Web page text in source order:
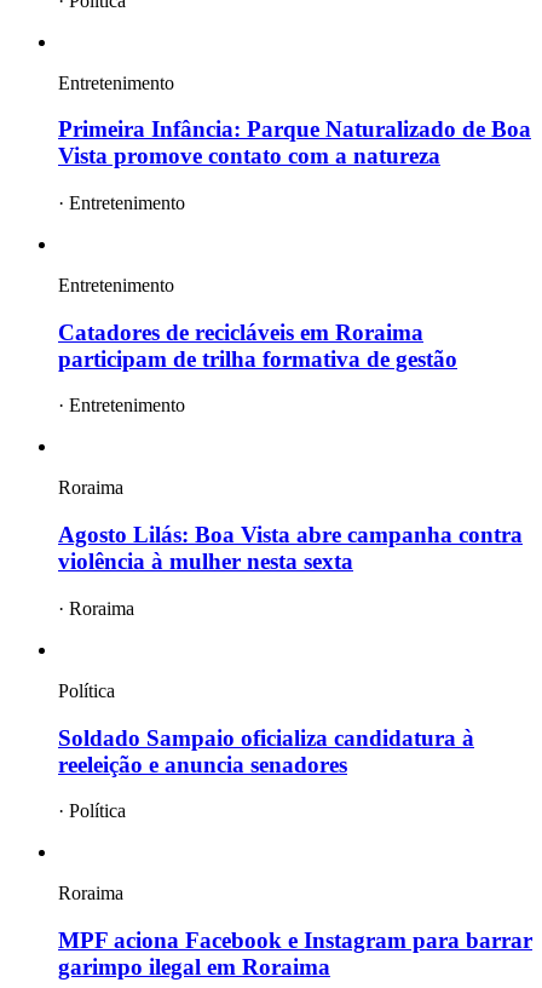
Entretenimento
Primeira Infância: Parque Naturalizado de Boa
Vista promove contato com a natureza
· Entretenimento
Entretenimento
Catadores de recicláveis em Roraima
participam de trilha formativa de gestão
· Entretenimento
Roraima
Agosto Lilás: Boa Vista abre campanha contra
violência à mulher nesta sexta
· Roraima
Política
Soldado Sampaio oficializa candidatura à
reeleição e anuncia senadores
· Política
Roraima
MPF aciona Facebook e Instagram para barrar
garimpo ilegal em Roraima